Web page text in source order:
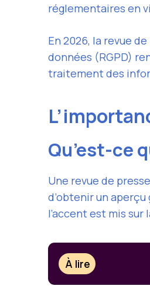
réglementaires en
En 2026, la revue
données (RGPD)
traitement des
Qu’est-ce
Une revue de
d’obtenir un aperçu
l’accent est mis
À lire